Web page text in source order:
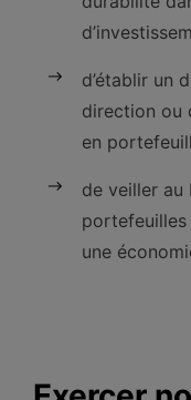
d’établir un
direction ou
en
de veiller au
une